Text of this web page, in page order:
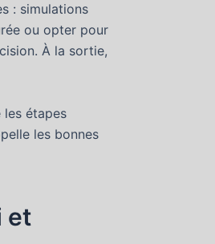
: simulations
ou opter pour
À la sortie,
étapes
les bonnes
et